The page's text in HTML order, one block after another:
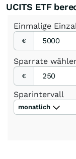
UCITS ETF
Einmalige
€
Sparrate
€
Sparintervall
monatlich